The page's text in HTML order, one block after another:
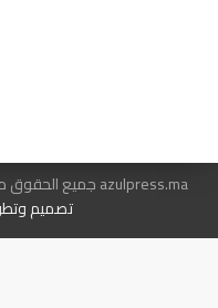
azulpress.ma جميع الحقوق محفوظة
تصميم